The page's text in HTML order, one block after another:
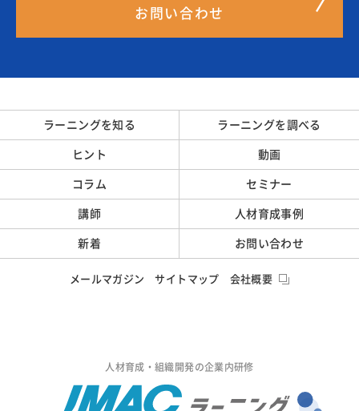
お問い合わせ
人材育成・組織開発の企業内研修
ラーニングを知る ラーニングを調べる
ヒント 動画
コラム セミナー
講師 人材育成事例
新着 お問い合わせ
メールマガジン サイトマップ 会社概要